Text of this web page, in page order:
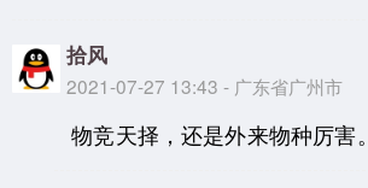
拾风
2021-07-27 13:43 - 广东省广州市
物竞天择，还是外来物种厉害。